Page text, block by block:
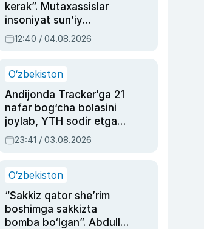
kerak”. Mutaxassislar
insoniyat sun’iy
intellektni boshqara
olmay qolishidan xavotir
12:40 / 04.08.2026
O‘zbekiston
Andijonda Tracker’ga 21
nafar bog‘cha bolasini
joylab, YTH sodir etgan
ayolga sud hukmi o‘qildi
23:41 / 03.08.2026
O‘zbekiston
“Sakkiz qator she’rim
boshimga sakkizta
bomba bo‘lgan”. Abdulla